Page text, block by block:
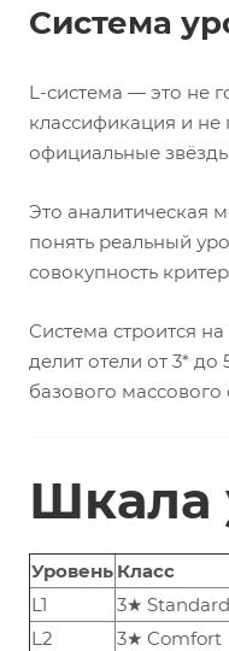
Система
L-система — это не
классификация и не
официальные
Это аналитическая
понять реальный
совокупность
Система строится
делит отели от 3* до
базового
Шкала
Уровень Класс
L1
3★ Standard
L2
3★ Comfort